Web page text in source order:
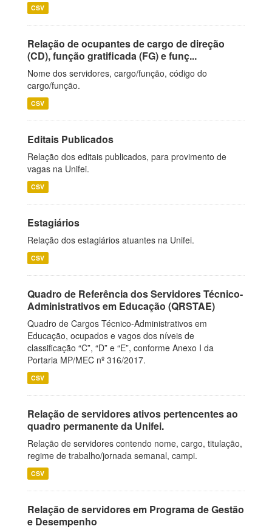
CSV
Relação de ocupantes de cargo de direção
(CD), função gratificada (FG) e funç...
Nome dos servidores, cargo/função, código do
cargo/função.
CSV
Editais Publicados
Relação dos editais publicados, para provimento de
vagas na Unifei.
CSV
Estagiários
Relação dos estagiários atuantes na Unifei.
CSV
Quadro de Referência dos Servidores Técnico-
Administrativos em Educação (QRSTAE)
Quadro de Cargos Técnico-Administrativos em
Educação, ocupados e vagos dos níveis de
classificação “C”, “D” e “E”, conforme Anexo I da
Portaria MP/MEC nº 316/2017.
CSV
Relação de servidores ativos pertencentes ao
quadro permanente da Unifei.
Relação de servidores contendo nome, cargo, titulação,
regime de trabalho/jornada semanal, campi.
CSV
Relação de servidores em Programa de Gestão
e Desempenho